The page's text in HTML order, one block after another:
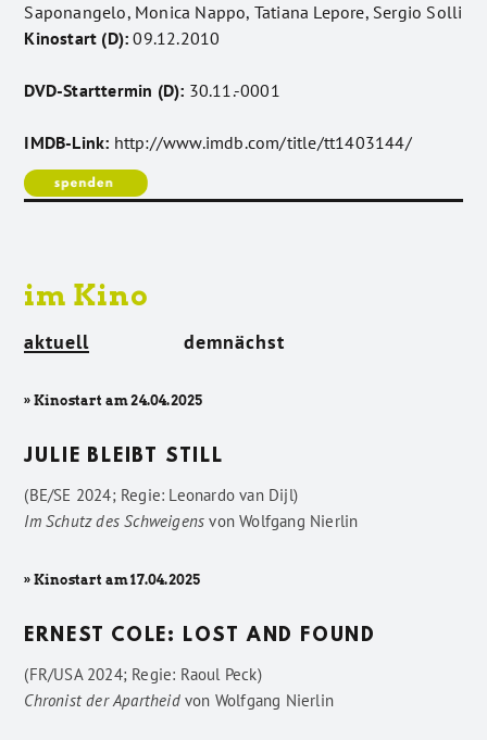
Saponangelo, Monica Nappo, Tatiana Lepore, Sergio Solli
Kinostart (D): 09.12.2010
DVD-Starttermin (D): 30.11.-0001
IMDB-Link: http://www.imdb.com/title/tt1403144/
im Kino
aktuell demnächst
» Kinostart am 24.04.2025
JULIE BLEIBT STILL
(BE/SE 2024; Regie: Leonardo van Dijl)
Im Schutz des Schweigens vonWolfgang Nierlin
» Kinostart am 17.04.2025
ERNEST COLE: LOST AND FOUND
(FR/USA 2024; Regie: Raoul Peck)
Chronist der Apartheidvon Wolfgang Nierlin